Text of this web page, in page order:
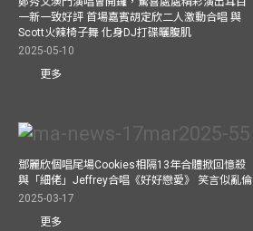
一新一致好評 首場嘉賓胡定欣二人激動合唱 與
Scott火辣椅子舞 化身DJ打碟曬腹肌
2025-05-10
更多
鄧麗欣個唱尾場Cookies相隔13年合體掀回憶殺
與「細佬」Jeffrey合唱《好好戀愛》 笑言似亂倫
2025-03-17
更多